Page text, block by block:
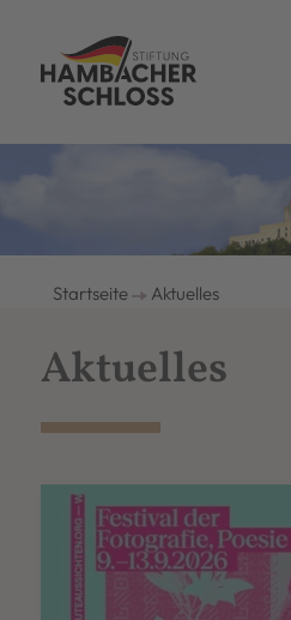
Startseite Aktuelles
Aktuelles